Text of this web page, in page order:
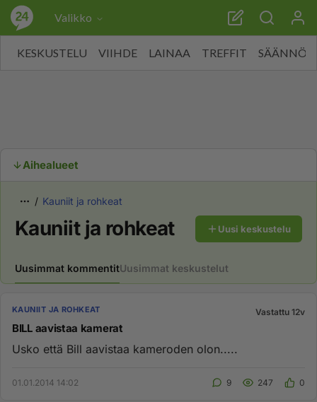
Valikko
KESKUSTELU VIIHDE LAINAA TREFFIT SÄÄNNÖT
Aihealueet
Kauniit ja rohkeat
Kauniit ja rohkeat Uusi keskustelu
Uusimmat kommentitUusimmat keskustelut
KAUNIIT JA ROHKEAT Vastattu 12v
BILL aavistaa kamerat
Usko että Bill aavistaa kameroden olon.....
01.01.2014 14:02 9 247 0